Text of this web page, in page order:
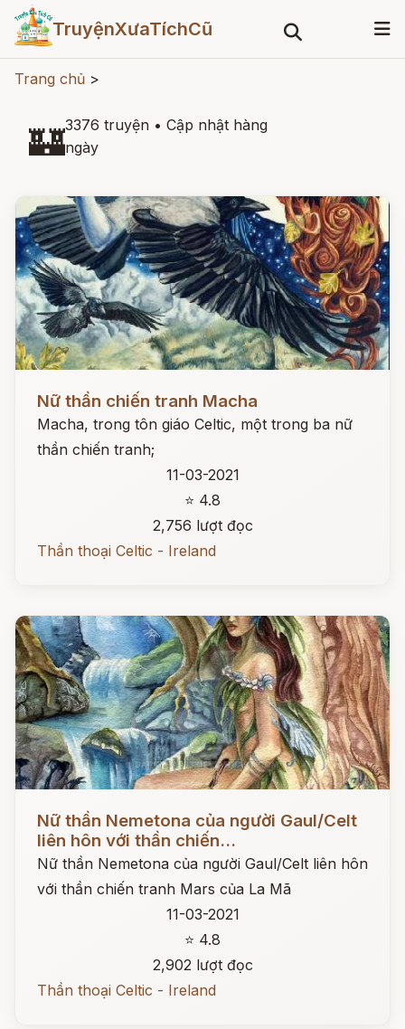
TruyệnXưaTíchCũ
Trang chủ >
🏰3376 truyện • Cập nhật hàng
ngày
Nữ thần chiến tranh Macha
Macha, trong tôn giáo Celtic, một trong ba nữ
thần chiến tranh;
11-03-2021
⭐ 4.8
2,756 lượt đọc
Thần thoại Celtic - Ireland
Nữ thần Nemetona của người Gaul/Celt
liên hôn với thần chiến...
Nữ thần Nemetona của người Gaul/Celt liên hôn
với thần chiến tranh Mars của La Mã
11-03-2021
⭐ 4.8
2,902 lượt đọc
Thần thoại Celtic - Ireland